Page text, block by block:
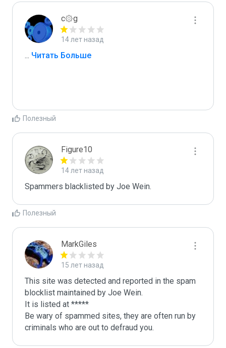
c۞g
14 лет назад
... Читать Больше
Полезный
Figure10
14 лет назад
Spammers blacklisted by Joe Wein.
Полезный
MarkGiles
15 лет назад
This site was detected and reported in the spam
blocklist maintained by Joe Wein.
It is listed at *****
Be wary of spammed sites, they are often run by
criminals who are out to defraud you.